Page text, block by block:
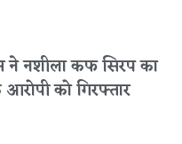
नशीला कफ सिरप का
को गिरफ्तार